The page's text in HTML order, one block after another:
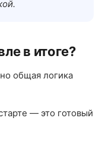
в итоге?
общая логика
— это готовый